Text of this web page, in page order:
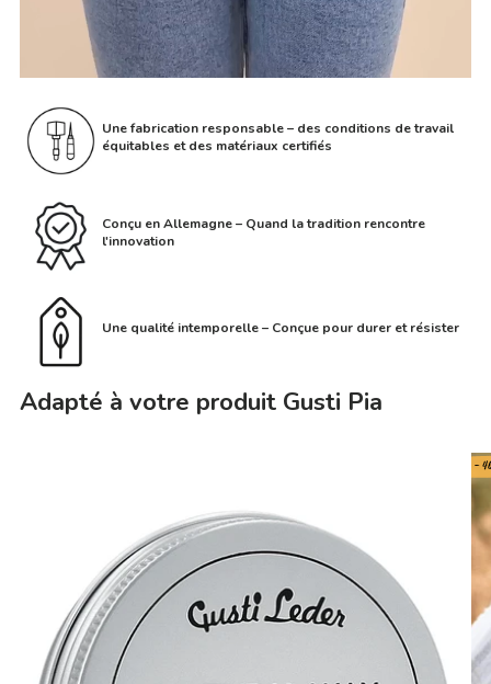
Une fabrication responsable – des conditions de travail
équitables et des matériaux certifiés
Conçu en Allemagne – Quand la tradition rencontre
l'innovation
Une qualité intemporelle – Conçue pour durer et résister
Adapté à votre produit Gusti Pia
-